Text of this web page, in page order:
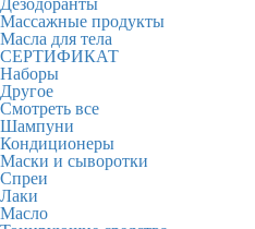
Дезодоранты
Массажные продукты
Масла для тела
СЕРТИФИКАТ
Наборы
Другое
Смотреть все
Шампуни
Кондиционеры
Маски и сыворотки
Спреи
Лаки
Масло